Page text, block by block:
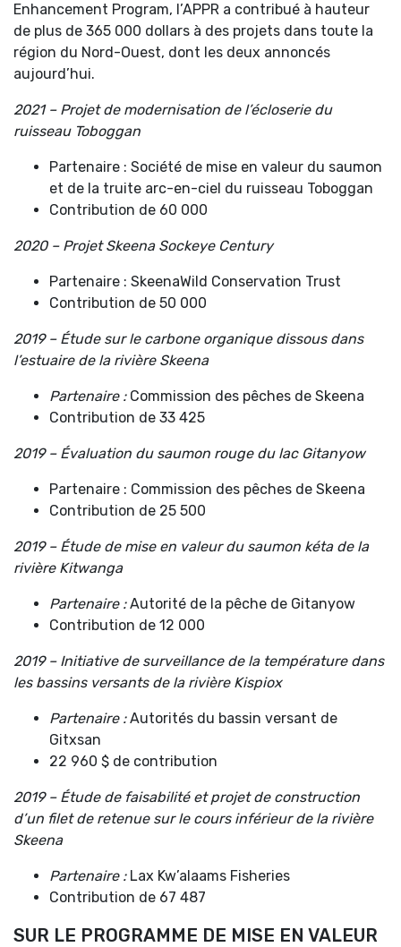
Enhancement Program, l’APPR a contribué à hauteur
de plus de 365 000 dollars à des projets dans toute la
région du Nord-Ouest, dont les deux annoncés
aujourd’hui.
2021 – Projet de modernisation de l’écloserie du
ruisseau Toboggan
Partenaire : Société de mise en valeur du saumon
et de la truite arc-en-ciel du ruisseau Toboggan
Contribution de 60 000
2020 – Projet Skeena Sockeye Century
Partenaire : SkeenaWild Conservation Trust
Contribution de 50 000
2019 – Étude sur le carbone organique dissous dans
l’estuaire de la rivière Skeena
Partenaire : Commission des pêches de Skeena
Contribution de 33 425
2019 – Évaluation du saumon rouge du lac Gitanyow
Partenaire : Commission des pêches de Skeena
Contribution de 25 500
2019 – Étude de mise en valeur du saumon kéta de la
rivière Kitwanga
Partenaire :Autorité de la pêche de Gitanyow
Contribution de 12 000
2019 – Initiative de surveillance de la température dans
les bassins versants de la rivière Kispiox
Partenaire :Autorités du bassin versant de
Gitxsan
22 960 $ de contribution
2019 – Étude de faisabilité et projet de construction
d’un filet de retenue sur le cours inférieur de la rivière
Skeena
Partenaire : Lax Kw’alaams Fisheries
Contribution de 67 487
SUR LE PROGRAMME DE MISE EN VALEUR